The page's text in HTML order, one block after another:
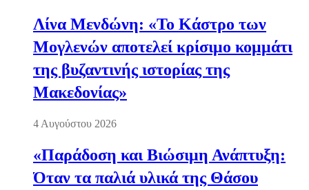
Λίνα Μενδώνη: «Το Κάστρο των
Μογλενών αποτελεί κρίσιμο κομμάτι
της βυζαντινής ιστορίας της
Μακεδονίας»
4 Αυγούστου 2026
«Παράδοση και Βιώσιμη Ανάπτυξη:
Όταν τα παλιά υλικά της Θάσου